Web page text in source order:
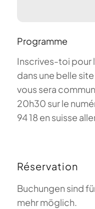
Programme
Inscrives-toi pour
dans une belle
vous sera
20h30 sur le
94 18 en suisse
Réservation
Buchungen sind
mehr möglich.